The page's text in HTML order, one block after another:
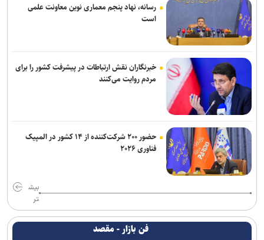
رسانه، نهاد پنجم معماری نوین معاونت علمی
است
خبرنگاران نقش ارتباطات در پیشرفت کشور را برای
مردم روایت می‌کنند
حضور ۲۰۰ شرکت‌کننده از ۱۴ کشور در المپیک
فناوری ۲۰۲۶
بیش
تر
فن بازار - مقصد